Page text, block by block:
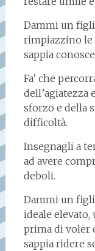
Dammi un
rimpiazzino le
sappia
Fa’ che
dell’agiatezza
sforzo e della
difficoltà.
Insegnagli a
ad avere
deboli.
Dammi un
ideale
prima di voler
sappia ridere